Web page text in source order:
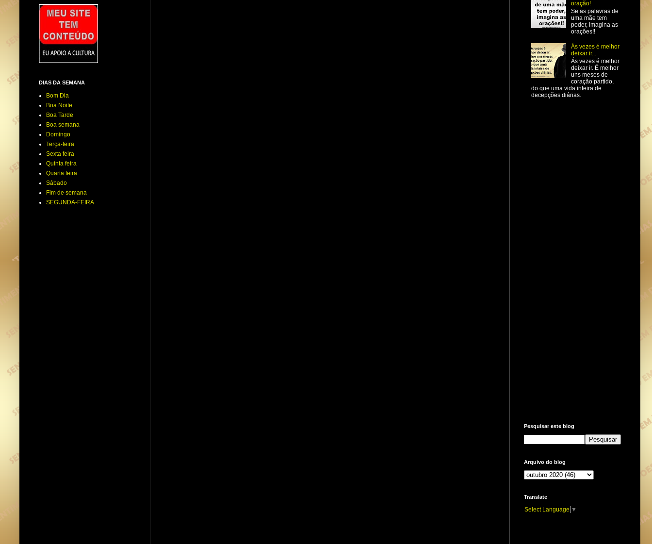
DIAS DA SEMANA
Bom Dia
Boa Noite
Boa Tarde
Boa semana
Domingo
Terça-feira
Sexta feira
Quinta feira
Quarta feira
Sábado
Fim de semana
SEGUNDA-FEIRA
oração!
Se as palavras de
uma mãe tem
poder, imagina as
orações!!
Ás vezes é melhor
deixar ir...
Ás vezes é melhor
deixar ir. É melhor
uns meses de
coração partido,
do que uma vida inteira de
decepções diárias.
Pesquisar este blog
Arquivo do blog
Translate
Select Language ▼